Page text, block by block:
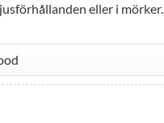
eller i mörker.